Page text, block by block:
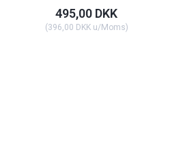
495,00 DKK
(396,00 DKKu/Moms)